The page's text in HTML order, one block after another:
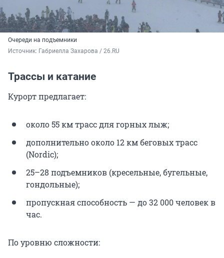
Очереди на подъемники
Источник: Габриелла Захарова / 26.RU
Трассы и катание
Курорт предлагает:
около 55 км трасс для горных лыж;
дополнительно около 12 кмбеговых трасс
(Nordic);
25–28 подъемников (кресельные, бугельные,
гондольные);
пропускная способность — до32 000человек в
час.
По уровню сложности: